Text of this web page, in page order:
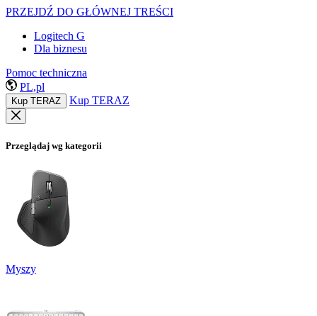
PRZEJDŹ DO GŁÓWNEJ TREŚCI
Logitech G
Dla biznesu
Pomoc techniczna
PL,pl
Kup TERAZ Kup TERAZ
Przeglądaj wg kategorii
Myszy